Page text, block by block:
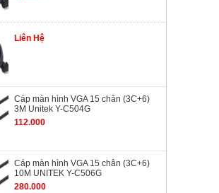
Liên Hệ
Cáp màn hình VGA 15 chân (3C+6)
3M Unitek Y-C504G
112.000
Cáp màn hình VGA 15 chân (3C+6)
10M UNITEK Y-C506G
280.000